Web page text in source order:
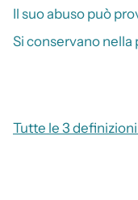
Il suo abuso può
Si conservano nella
Tutte le 3